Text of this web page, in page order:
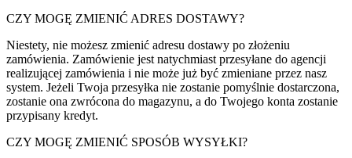
CZY MOGĘ ZMIENIĆ ADRES DOSTAWY?
Niestety, nie możesz zmienić adresu dostawy po złożeniu
zamówienia. Zamówienie jest natychmiast przesyłane do agencji
realizującej zamówienia i nie może już być zmieniane przez nasz
system. Jeżeli Twoja przesyłka nie zostanie pomyślnie dostarczona,
zostanie ona zwrócona do magazynu, a do Twojego konta zostanie
przypisany kredyt.
CZY MOGĘ ZMIENIĆ SPOSÓB WYSYŁKI?